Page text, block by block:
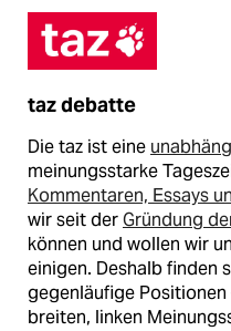
taz debatte
Die taz ist eine
meinungsstarke
Kommentaren, Essays
wir seit derGründung
können und wollen wir
einigen. Deshalb finden
gegenläufige
breiten, linken